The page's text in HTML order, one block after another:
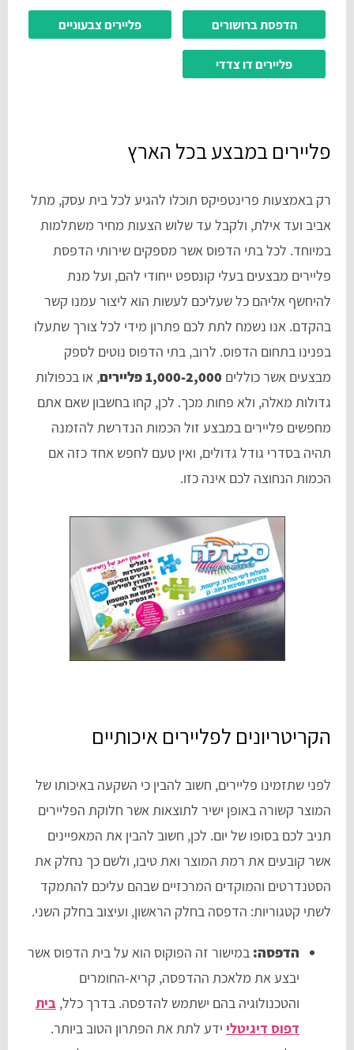
הדפסת ברושורים פליירים צבעוניים
פליירים דו צדדי
פליירים במבצע בכל הארץ
רק באמצעות פרינטפיקס תוכלו להגיע לכל בית עסק, מתל
אביב ועד אילת, ולקבל עד שלוש הצעות מחיר משתלמות
במיוחד. לכל בתי הדפוס אשר מספקים שירותי הדפסת
פליירים מבצעים בעלי קונספט ייחודי להם, ועל מנת
להיחשף אליהם כל שעליכם לעשות הוא ליצור עמנו קשר
בהקדם. אנו נשמח לתת לכם פתרון מידי לכל צורך שתעלו
בפנינו בתחום הדפוס. לרוב, בתי הדפוס נוטים לספק
מבצעים אשר כוללים 1,000-2,000 פליירים
, או בכפולות
גדולות מאלה, ולא פחות מכך. לכן, קחו בחשבון שאם אתם
מחפשים פליירים במבצע זול הכמות הנדרשת להזמנה
תהיה בסדרי גודל גדולים, ואין טעם לחפש אחד כזה אם
הכמות הנחוצה לכם אינה כזו.
הקריטריונים לפליירים איכותיים
לפני שתזמינו פליירים, חשוב להבין כי השקעה באיכותו של
המוצר קשורה באופן ישיר לתוצאות אשר חלוקת הפליירים
תניב לכם בסופו של יום. לכן, חשוב להבין את המאפיינים
אשר קובעים את רמת המוצר ואת טיבו, ולשם כך נחלק את
הסטנדרטים והמוקדים המרכזיים שבהם עליכם להתמקד
לשתי קטגוריות: הדפסה בחלק הראשון, ועיצוב בחלק השני.
הדפסה: במישור זה הפוקוס הוא על בית הדפוס אשר
יבצע את מלאכת ההדפסה, קריא-החומרים
והטכנולוגיה בהם ישתמש להדפסה. בדרך כלל, בית
דפוס דיגיטלי ידע לתת את הפתרון הטוב ביותר.